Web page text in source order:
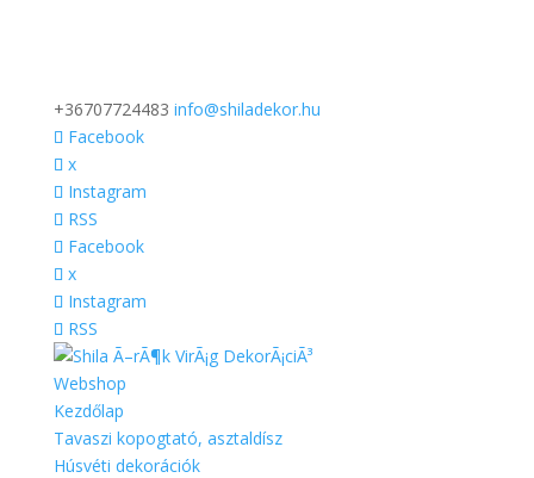
+36707724483 info@shiladekor.hu
Facebook
x
Instagram
RSS
Facebook
x
Instagram
RSS
Webshop
Kezdőlap
Tavaszi kopogtató, asztaldísz
Húsvéti dekorációk